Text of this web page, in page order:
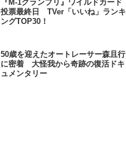
『M-1グランプリ』ワイルドカード
投票最終日 TVer「いいね」ランキ
ングTOP30！
50歳を迎えたオートレーサー森且行
に密着 大怪我から奇跡の復活ドキ
ュメンタリー